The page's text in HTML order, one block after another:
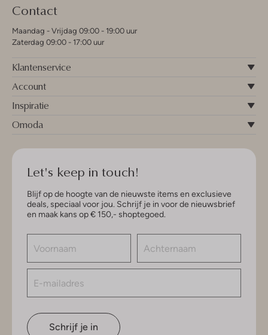
Contact
Maandag - Vrijdag 09:00 - 19:00 uur
Zaterdag 09:00 - 17:00 uur
Klantenservice
Account
Inspiratie
Omoda
Let's keep in touch!
Blijf op de hoogte van de nieuwste items en exclusieve
deals, speciaal voor jou. Schrijf je in voor de nieuwsbrief
en maak kans op € 150,- shoptegoed.
Schrijf je in